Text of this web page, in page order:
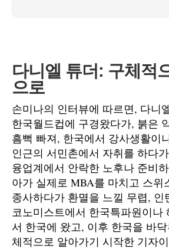
다니엘 튜더: 구체적
으로
손미나의 인터뷰에 따르면, 다니
한국월드컵에 구경왔다가, 붉은
흠뻑 빠져, 한국에서 강사생활이
인근의 서민촌에서 자취를 하다
융업계에서 안락한 노후나 준비
아가 실제로 MBA를 마치고 스위
종사하다가 환멸을 느낄 무렵, 인
코노미스트에서 한국특파원이나
서 한국에 왔고, 이후 한국을 바
체적으로 알아가기 시작한 기자